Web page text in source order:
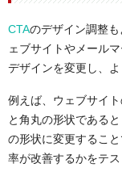
CTAのデザイン調整
ェブサイトやメール
デザインを変更し、
例えば、ウェブサイ
と角丸の形状である
の形状に変更するこ
率が改善するかをテス